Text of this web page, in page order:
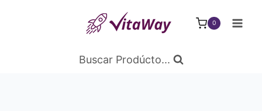
0
Buscar Prodúcto...